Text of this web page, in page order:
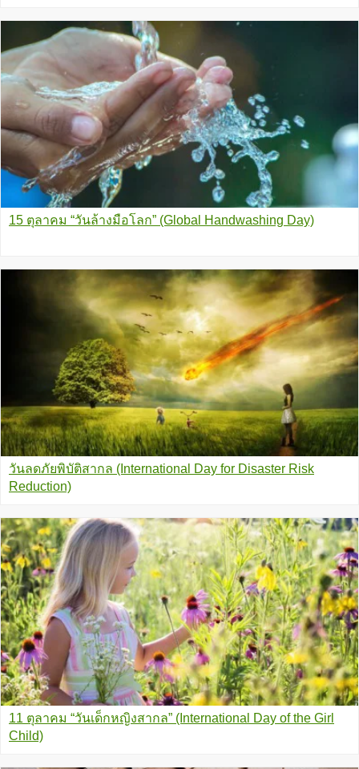
15 ตุลาคม “วันล้างมือโลก” (Global Handwashing Day)
วันลดภัยพิบัติสากล (International Day for Disaster Risk
Reduction)
11 ตุลาคม “วันเด็กหญิงสากล” (International Day of the Girl
Child)